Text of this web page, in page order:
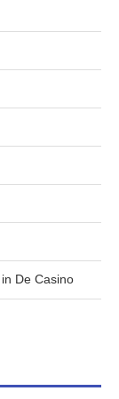
De Casino